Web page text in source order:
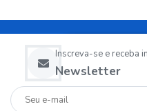
Newsletter
Inscreva-se e receba